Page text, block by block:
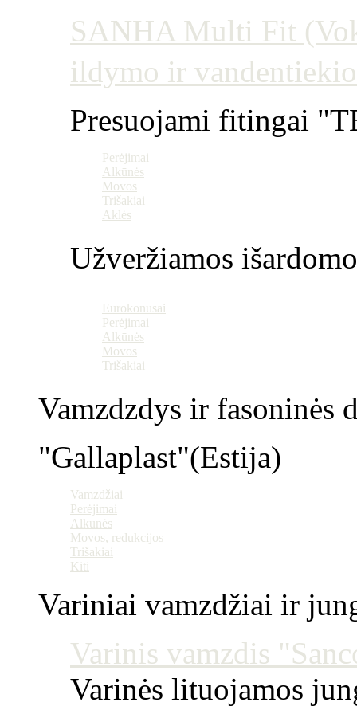
SANHA Multi Fit
ildymo ir
Presuojami fitingai
Perėjimai
Alkūnės
Movos
Trišakiai
Aklės
Užveržiamos
Eurokonusai
Perėjimai
Alkūnės
Movos
Trišakiai
Vamzdzdys ir fasoninės
"Gallaplast"(Estija)
Vamzdžiai
Perėjimai
Alkūnės
Movos, redukcijos
Trišakiai
Kiti
Variniai vamzdžiai ir
Varinis vamzdis
Varinės lituojamos